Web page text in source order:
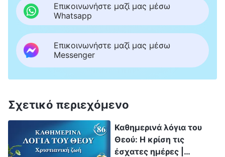
Επικοινωνήστε μαζί μας μέσω
Whatsapp
Επικοινωνήστε μαζί μας μέσω
Messenger
Σχετικό περιεχόμενο
Καθημερινά λόγια του
Θεού: Η κρίση τις
έσχατες ημέρες |